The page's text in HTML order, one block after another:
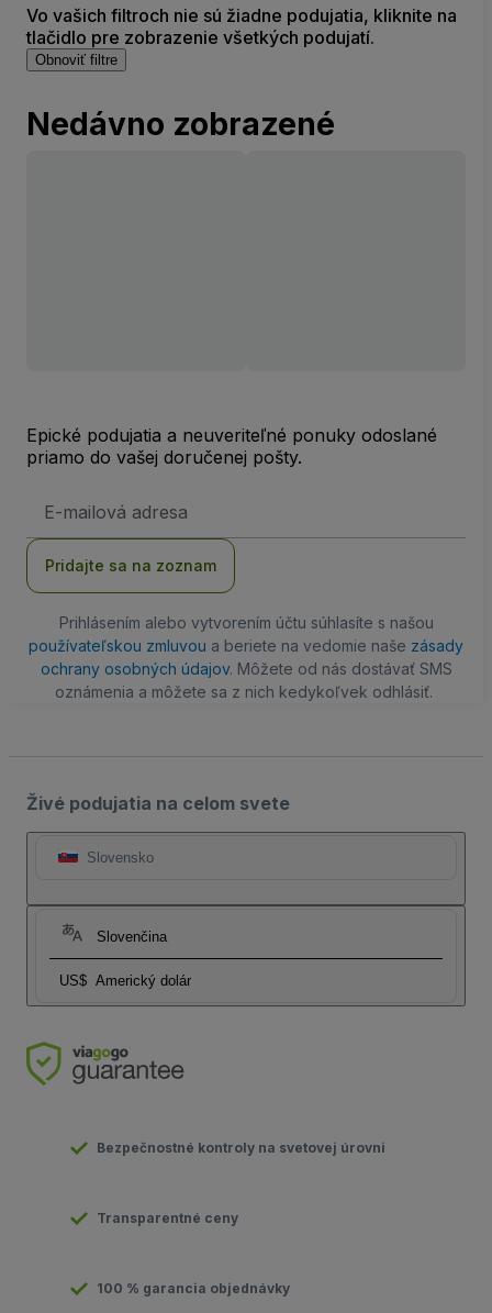
Vo vašich filtroch nie sú žiadne podujatia, kliknite na
tlačidlo pre zobrazenie všetkých podujatí.
Obnoviť filtre
Nedávno zobrazené
Epické podujatia a neuveriteľné ponuky odoslané
priamo do vašej doručenej pošty.
mailová
Pridajte sa na zoznam
Prihlásením alebo vytvorením účtu súhlasíte s našou
používateľskou zmluvou a beriete na vedomie naše zásady
ochrany osobných údajov. Môžete od nás dostávať SMS
oznámenia a môžete sa z nich kedykoľvek odhlásiť.
Živé podujatia na celom svete
Slovensko
Slovenčina
US$ Americký dolár
Bezpečnostné kontroly na svetovej úrovni
Transparentné ceny
100 % garancia objednávky